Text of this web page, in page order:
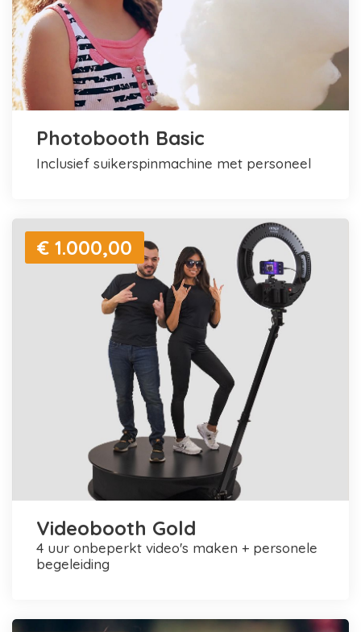
Photobooth Basic
inclusief suikerspinmachine met personeel
€ 1.000,00
Videobooth Gold
4 uur onbeperkt video's maken + personele
begeleiding